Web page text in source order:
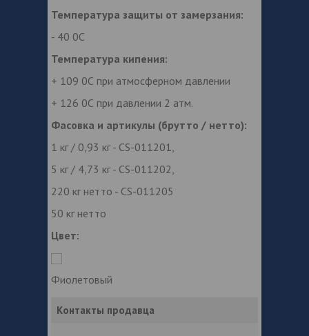
Температура защиты от замерзания:
- 40 0С
Температура кипения:
+ 109 0С при атмосферном давлении
+ 126 0С при давлении 2 атм.
Фасовка и артикулы (брутто / нетто):
1 кг / 0,93 кг - CS-011201,
5 кг / 4,73 кг - CS-011202,
220 кг нетто - CS-011205
50 кг нетто
Цвет:
Фиолетовый
Контакты продавца